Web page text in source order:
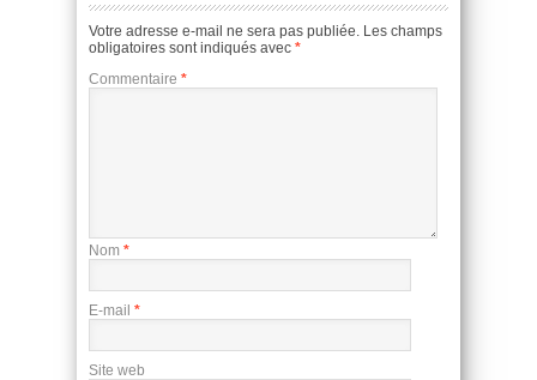
Votre adresse e-mail ne sera pas publiée. Les champs
obligatoires sont indiqués avec *
Commentaire *
Nom *
E-mail *
Site web